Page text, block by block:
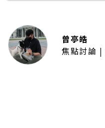
曾亭皓
焦點討論 |